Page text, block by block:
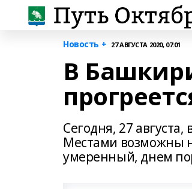
Новость + 27 АВГУСТА 2020, 07:01
В
Сегодня, 27
Местами возможны
умеренный, днем